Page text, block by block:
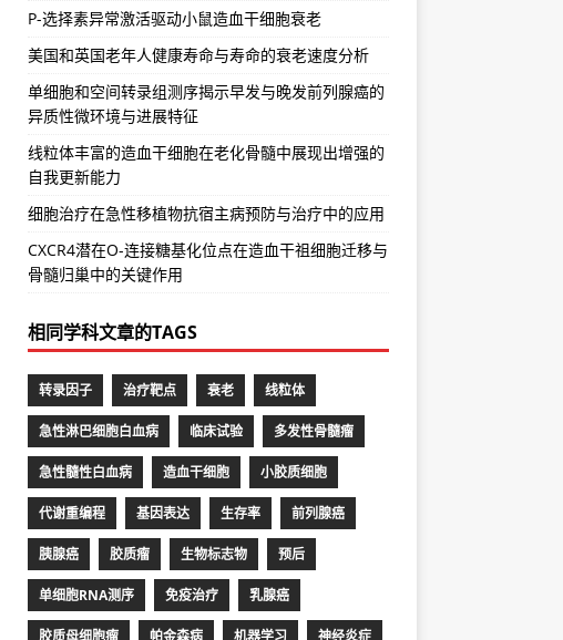
P-选择素异常激活驱动小鼠造血干细胞衰老
美国和英国老年人健康寿命与寿命的衰老速度分析
单细胞和空间转录组测序揭示早发与晚发前列腺癌的
异质性微环境与进展特征
线粒体丰富的造血干细胞在老化骨髓中展现出增强的
自我更新能力
细胞治疗在急性移植物抗宿主病预防与治疗中的应用
CXCR4潜在O-连接糖基化位点在造血干祖细胞迁移与
骨髓归巢中的关键作用
相同学科文章的TAGS
转录因子 治疗靶点 衰老 线粒体
急性淋巴细胞白血病 临床试验 多发性骨髓瘤
急性髓性白血病 造血干细胞 小胶质细胞
代谢重编程 基因表达 生存率 前列腺癌
胰腺癌 胶质瘤 生物标志物 预后
单细胞RNA测序 免疫治疗 乳腺癌
胶质母细胞瘤 帕金森病 机器学习 神经炎症